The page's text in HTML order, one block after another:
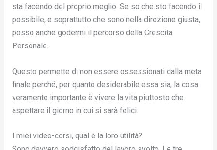
sta facendo del proprio meglio. Se so che sto facendo il
possibile, e soprattutto che sono nella direzione giusta,
posso anche godermi il percorso della Crescita
Personale.
Questo permette di non essere ossessionati dalla meta
finale perché, per quanto desiderabile essa sia, la cosa
veramente importante è vivere la vita piuttosto che
aspettare il giorno in cui si sarà felici.
I miei video-corsi, qual è la loro utilità?